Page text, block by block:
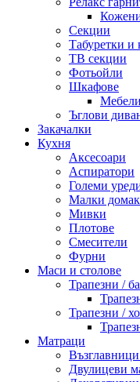
Секции
Табуретки и
ТВ секции
Фотьойли
Шкафове
Ъглови
Закачалки
Кухня
Аксесоари
Аспиратори
Големи
Малки
Мивки
Плотове
Смесители
Фурни
Маси и столове
Трапезни /
Трапезни /
Матраци
Двулицеви